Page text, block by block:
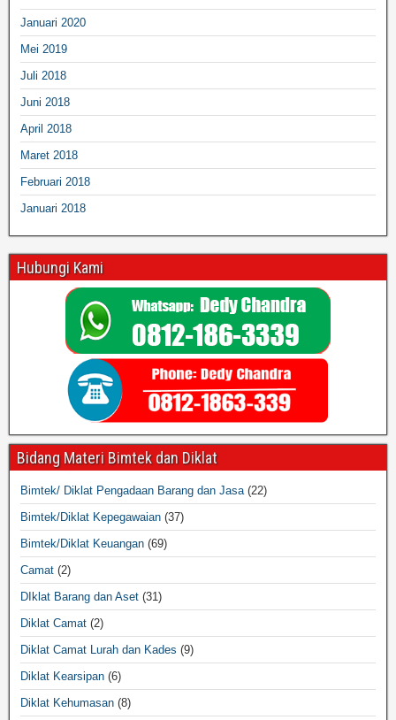
Januari 2020
Mei 2019
Juli 2018
Juni 2018
April 2018
Maret 2018
Februari 2018
Januari 2018
Hubungi Kami
Bidang Materi Bimtek dan Diklat
Bimtek/ Diklat Pengadaan Barang dan Jasa (22)
Bimtek/Diklat Kepegawaian (37)
Bimtek/Diklat Keuangan (69)
Camat (2)
DIklat Barang dan Aset (31)
Diklat Camat (2)
Diklat Camat Lurah dan Kades (9)
Diklat Kearsipan (6)
Diklat Kehumasan (8)